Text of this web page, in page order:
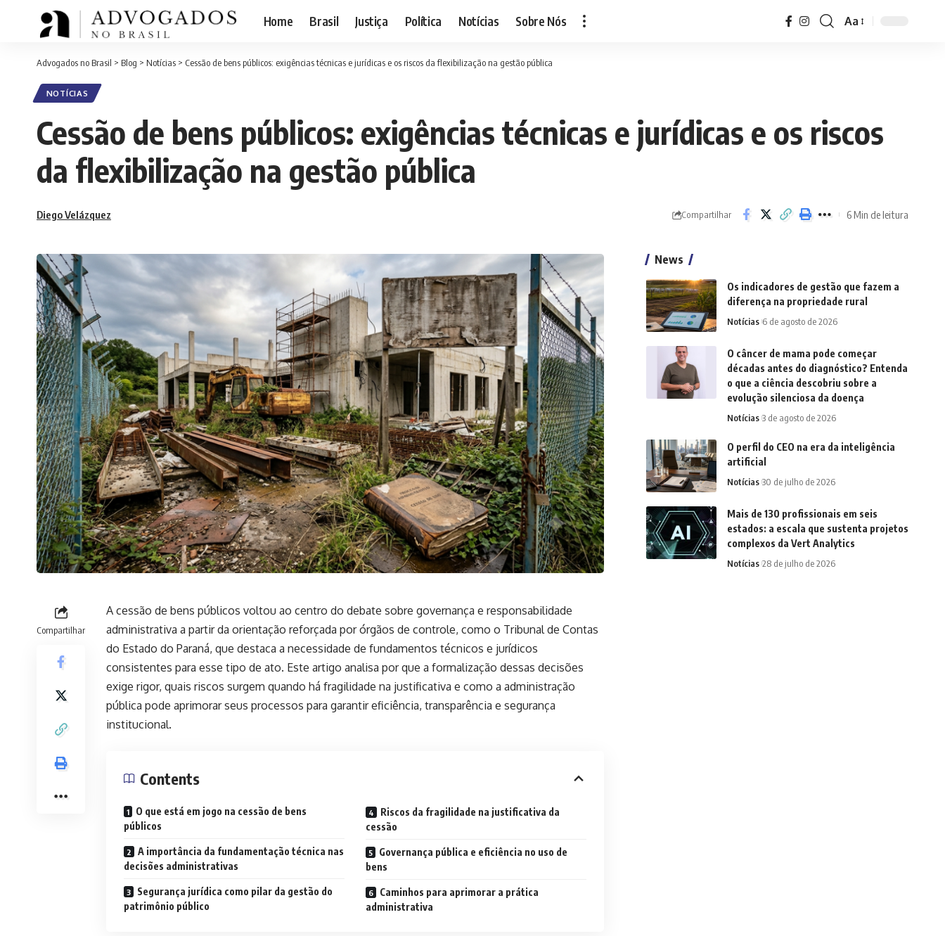
Home Brasil Justiça Política Notícias Sobre Nós
Font
Aa
Advogados no Brasil > Blog > Notícias > Cessão de bens públicos: exigências técnicas e jurídicas e os riscos da flexibilização na gestão pública
NOTÍCIAS
Cessão de bens públicos: exigências técnicas e jurídicas e os riscos
da flexibilização na gestão pública
Diego Velázquez Compartilhar 6 Min de leitura
Compartilhar
A cessão de bens públicos voltou ao centro do debate sobre governança e responsabilidade
administrativa a partir da orientação reforçada por órgãos de controle, como o Tribunal de Contas
do Estado do Paraná, que destaca a necessidade de fundamentos técnicos e jurídicos
consistentes para esse tipo de ato. Este artigo analisa por que a formalização dessas decisões
exige rigor, quais riscos surgem quando há fragilidade na justificativa e como a administração
pública pode aprimorar seus processos para garantir eficiência, transparência e segurança
institucional.
Contents
O que está em jogo na cessão de bens
públicos
A importância da fundamentação técnica nas
decisões administrativas
Segurança jurídica como pilar da gestão do
patrimônio público
Riscos da fragilidade na justificativa da
cessão
Governança pública e eficiência no uso de
bens
Caminhos para aprimorar a prática
administrativa
News
Os indicadores de gestão que fazem a
diferença na propriedade rural
Notícias 6 de agosto de 2026
O câncer de mama pode começar
décadas antes do diagnóstico? Entenda
o que a ciência descobriu sobre a
evolução silenciosa da doença
Notícias 3 de agosto de 2026
O perfil do CEO na era da inteligência
artificial
Notícias 30 de julho de 2026
Mais de 130 profissionais em seis
estados: a escala que sustenta projetos
complexos da Vert Analytics
Notícias 28 de julho de 2026